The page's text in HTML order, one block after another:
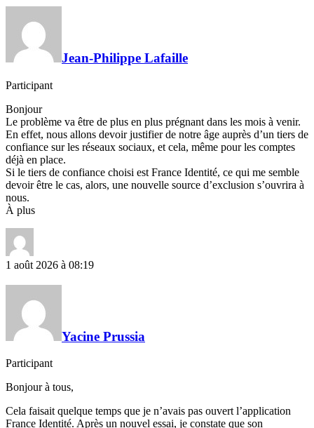
Jean-Philippe Lafaille
Participant
Bonjour
Le problème va être de plus en plus prégnant dans les mois à venir.
En effet, nous allons devoir justifier de notre âge auprès d’un tiers de
confiance sur les réseaux sociaux, et cela, même pour les comptes
déjà en place.
Si le tiers de confiance choisi est France Identité, ce qui me semble
devoir être le cas, alors, une nouvelle source d’exclusion s’ouvrira à
nous.
À plus
1 août 2026 à 08:19
Yacine Prussia
Participant
Bonjour à tous,
Cela faisait quelque temps que je n’avais pas ouvert l’application
France Identité. Après un nouvel essai, je constate que son